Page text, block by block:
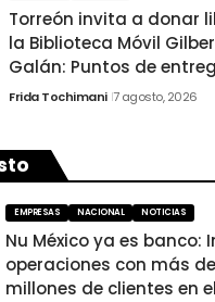
Torreón invita a donar
la Biblioteca Móvil
Galán: Puntos de
Frida Tochimani 7 agosto, 2026
EMPRESAS NACIONAL NOTICIAS
Nu México ya es banco:
operaciones con más de
millones de clientes en